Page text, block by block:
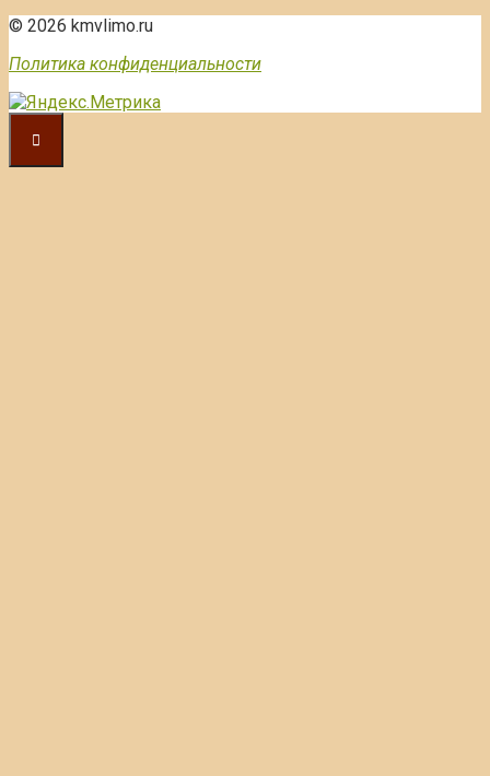
© 2026 kmvlimo.ru
Политика конфиденциальности